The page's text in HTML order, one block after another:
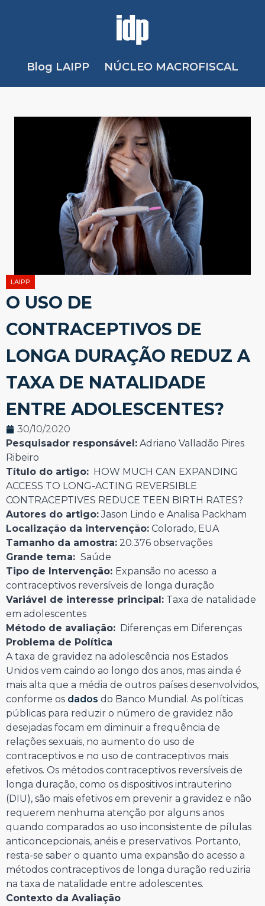
Blog LAIPP NÚCLEO MACROFISCAL
LAIPP
O USO DE
CONTRACEPTIVOS DE
LONGA DURAÇÃO REDUZ A
TAXA DE NATALIDADE
ENTRE ADOLESCENTES?
30/10/2020
Pesquisador responsável: Adriano Valladão Pires
Ribeiro
Título do artigo: HOW MUCH CAN EXPANDING
ACCESS TO LONG-ACTING REVERSIBLE
CONTRACEPTIVES REDUCE TEEN BIRTH RATES?
Autores do artigo:Jason Lindo e Analisa Packham
Localização da intervenção: Colorado, EUA
Tamanho da amostra: 20.376 observações
Grande tema: Saúde
Tipo de Intervenção: Expansão no acesso a
contraceptivos reversíveis de longa duração
Variável de interesse principal: Taxa de natalidade
em adolescentes
Método de avaliação: Diferenças em Diferenças
Problema de Política
A taxa de gravidez na adolescência nos Estados
Unidos vem caindo ao longo dos anos, mas ainda é
mais alta que a média de outros países desenvolvidos,
conforme os dados do Banco Mundial. As políticas
públicas para reduzir o número de gravidez não
desejadas focam em diminuir a frequência de
relações sexuais, no aumento do uso de
contraceptivos e no uso de contraceptivos mais
efetivos. Os métodos contraceptivos reversíveis de
longa duração, como os dispositivos intrauterino
(DIU), são mais efetivos em prevenir a gravidez e não
requerem nenhuma atenção por alguns anos
quando comparados ao uso inconsistente de pílulas
anticoncepcionais, anéis e preservativos. Portanto,
resta-se saber o quanto uma expansão do acesso a
métodos contraceptivos de longa duração reduziria
na taxa de natalidade entre adolescentes.
Contexto da Avaliação